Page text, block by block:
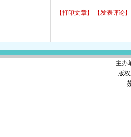
【打印文章】 【发表评论】
主办
版